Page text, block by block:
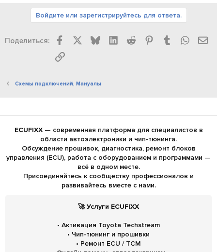
Войдите или зарегистрируйтесь для ответа.
Поделиться: Facebook BlueskyLinkedIn
Reddit PinterestTumblr
Ссылка
Схемы подключений, Мануалы
ECUFIXX— современная платформа для специалистов в
области автоэлектроники и чип-тюнинга.
Обсуждение прошивок, диагностика, ремонт блоков
управления (ECU), работа с оборудованием и программами —
всё в одном месте.
Присоединяйтесь к сообществу профессионалов и
развивайтесь вместе с нами.
🚀 Услуги ECUFIXX
• Активация Toyota Techstream
• Чип-тюнинг и прошивки
• Ремонт ECU / TCM